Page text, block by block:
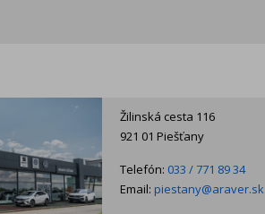
Žilinská cesta 116
921 01 Piešťany
Telefón: 033 / 771 89 34
Email: piestany@araver.sk